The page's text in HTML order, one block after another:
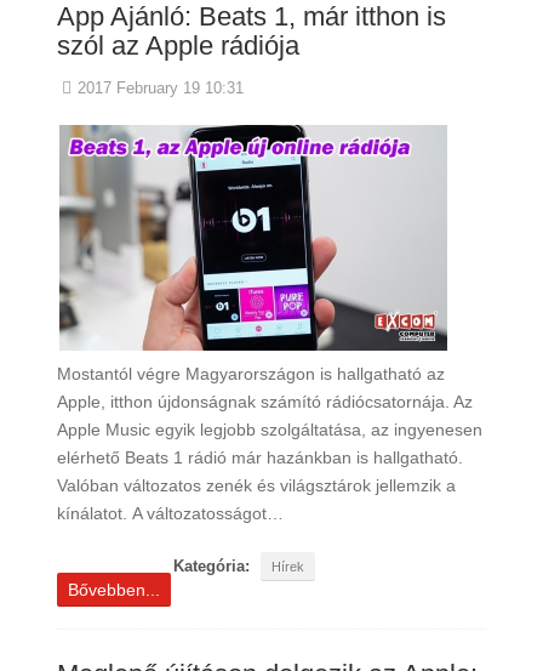
App Ajánló: Beats 1, már itthon is
szól az Apple rádiója
2017 February 19 10:31
Mostantól végre Magyarországon is hallgatható az
Apple, itthon újdonságnak számító rádiócsatornája. Az
Apple Music egyik legjobb szolgáltatása, az ingyenesen
elérhető Beats 1 rádió már hazánkban is hallgatható.
Valóban változatos zenék és világsztárok jellemzik a
kínálatot. A változatosságot…
Kategória: Hírek
Bővebben...